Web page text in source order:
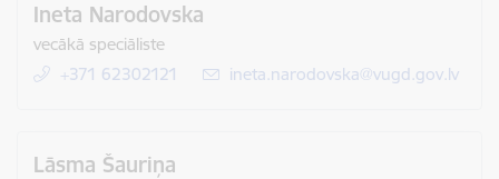
Ineta Narodovska
vecākā speciāliste
+371 62302121
E-pasts:
ineta.narodovska@vugd.gov.lv
Lāsma Šauriņa